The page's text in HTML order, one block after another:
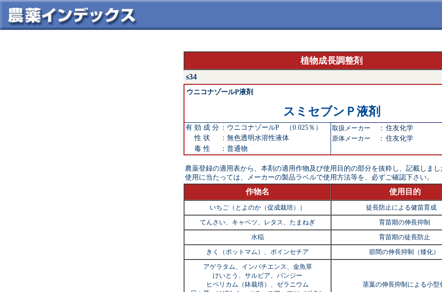
植物成長調整剤
s34
ウニコナゾールP液剤
スミセブンＰ液剤
有 効 成 分 ： ウニコナゾールP （0.025％）
性 状
： 無色透明水溶性液体
毒 性
： 普通物
取扱メーカー ： 住友化学
原体メーカー
： 住友化学
農薬登録の適用表から、本剤の適用作物及び使用目的の部分を抜粋し、記載しまし
使用に当たっては、メーカーの製品ラベルで使用方法等を、必ずご確認下さい。
作物名 使用目的
いちご（とよのか（促成栽培））
徒長防止による健苗育
てんさい、キャベツ、レタス、たまねぎ
育苗期の伸長抑制
水稲
育苗期の徒長防止
きく（ポットマム）、ポインセチア
節間の伸長抑制（矮化）
アゲラタム、インパチエンス、金魚草
けいとう、サルビア、パンジー
ヒペリカム（鉢栽培）、ゼラニウム
茎葉の伸長抑制による小型